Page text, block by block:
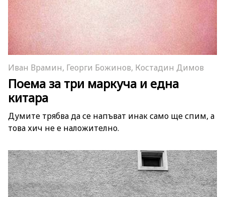
Иван Врамин, Георги Божинов, Костадин Димов
Поема за три маркуча и една
китара
Думите трябва да се напъват инак само ще спим, а
това хич не е наложително.